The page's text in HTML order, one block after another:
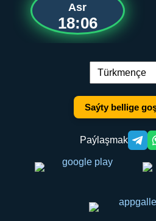
Asr
18:06
Dil çalşyryş:
Saýty bellige
Paýlaşmak